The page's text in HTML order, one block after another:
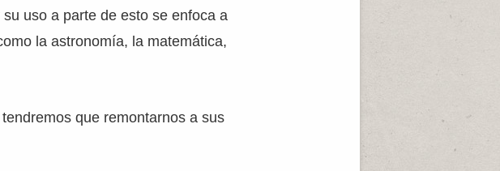
uso a parte de esto se enfoca a
la astronomía, la matemática,
que remontarnos a sus